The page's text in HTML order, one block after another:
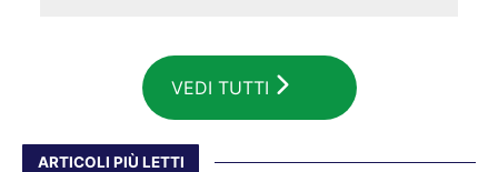
VEDI TUTTI
ARTICOLI PIÙ LETTI